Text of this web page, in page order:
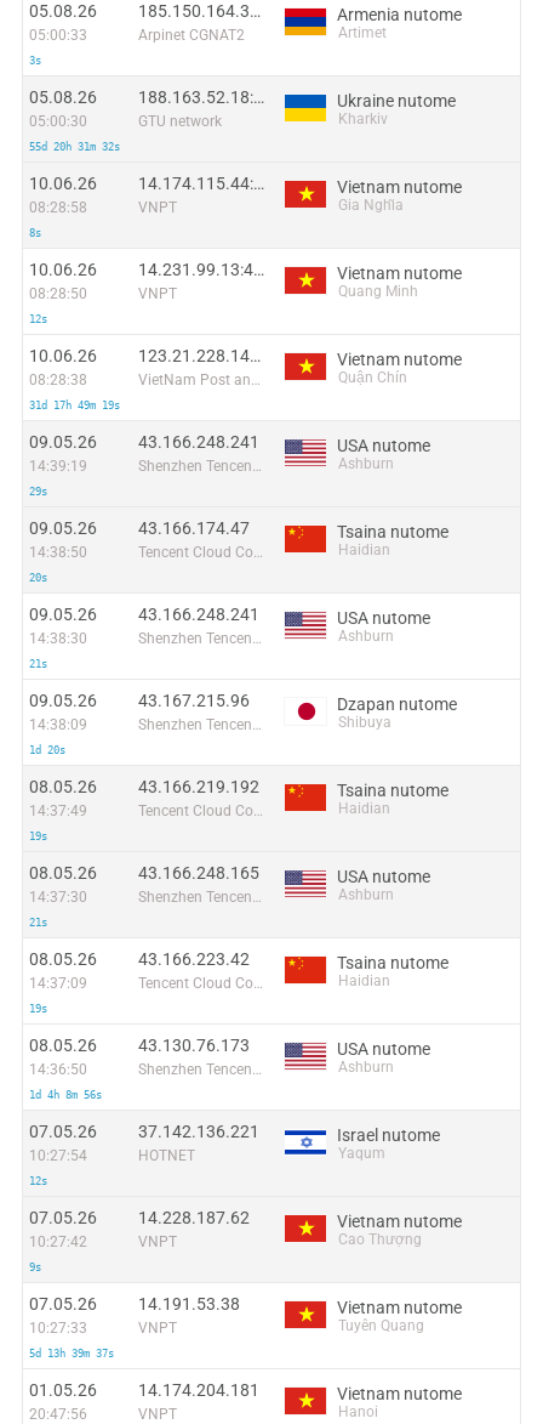
05.08.26
05:00:33
3s
185.150.164.38:55426
Arpinet CGNAT2
Armenia nutome
Artimet
05.08.26
05:00:30
55d 20h 31m 32s
188.163.52.18:21904
GTU network
Ukraine nutome
Kharkiv
10.06.26
08:28:58
8s
14.174.115.44:44373
VNPT
Vietnam nutome
Gia Nghĩa
10.06.26
08:28:50
12s
14.231.99.13:42654
VNPT
Vietnam nutome
Quang Minh
10.06.26
08:28:38
31d 17h 49m 19s
123.21.228.147:49785
VietNam Post and Telecom Corporation
Vietnam nutome
Quận Chín
09.05.26
14:39:19
29s
43.166.248.241
Shenzhen Tencent Computer Systems Company Limited
USA nutome
Ashburn
09.05.26
14:38:50
20s
43.166.174.47
Tencent Cloud Computing (Beijing) Co
Tsaina nutome
Haidian
09.05.26
14:38:30
21s
43.166.248.241
Shenzhen Tencent Computer Systems Company Limited
USA nutome
Ashburn
09.05.26
14:38:09
1d 20s
43.167.215.96
Shenzhen Tencent Computer Systems Company Limited
Dzapan nutome
Shibuya
08.05.26
14:37:49
19s
43.166.219.192
Tencent Cloud Computing (Beijing) Co
Tsaina nutome
Haidian
08.05.26
14:37:30
21s
43.166.248.165
Shenzhen Tencent Computer Systems Company Limited
USA nutome
Ashburn
08.05.26
14:37:09
19s
43.166.223.42
Tencent Cloud Computing (Beijing) Co
Tsaina nutome
Haidian
08.05.26
14:36:50
1d 4h 8m 56s
43.130.76.173
Shenzhen Tencent Computer Systems Company Limited
USA nutome
Ashburn
07.05.26
10:27:54
12s
37.142.136.221
HOTNET
Israel nutome
Yaqum
07.05.26
10:27:42
9s
14.228.187.62
VNPT
Vietnam nutome
Cao Thượng
07.05.26
10:27:33
5d 13h 39m 37s
14.191.53.38
VNPT
Vietnam nutome
Tuyên Quang
01.05.26
20:47:56
14.174.204.181
VNPT
Vietnam nutome
Hanoi